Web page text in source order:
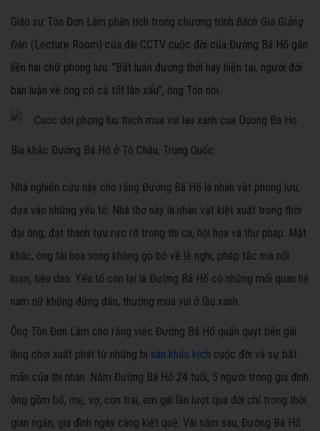
Giáo sư Tôn Đơn Lâm phân tích trong chương trình Bách Gia Giảng
Đàn ( Lecture Room) của đài CCTV cuộc đời của Đường Bá Hổ gắn
liền hai chữ phong lưu. "Bất luận đương thời hay hiện tại, người đời
bàn luận về ông có cả tốt lẫn xấu", ông Tôn nói.
Bia khắc Đường Bá Hổ ở Tô Châu, Trung Quốc.
Nhà nghiên cứu này cho rằng Đường Bá Hổ là nhân vật phong lưu,
dựa vào những yếu tố: Nhà thơ này là nhân vật kiệt xuất trong thời
đại ông, đạt thành tựu rực rỡ trong thi ca, hội họa và thư pháp. Mặt
khác, ông tài hoa song không gò bó về lễ nghi, phép tắc mà nổi
loạn, tiêu dao. Yếu tố còn lại là Đường Bá Hổ có những mối quan hệ
nam nữ không đứng đắn, thường mua vui ở lầu xanh.
Ông Tôn Đơn Lâm cho rằng việc Đường Bá Hổ quấn quýt bên gái
làng chơi xuất phát từ những bi sân khấu kịch cuộc đời và sự bất
mãn của thi nhân. Năm Đường Bá Hổ 24 tuổi, 5 người trong gia đình
ông gồm bố, mẹ, vợ, con trai, em gái lần lượt qua đời chỉ trong thời
gian ngắn, gia đình ngày càng kiệt quệ. Vài năm sau, Đường Bá Hổ